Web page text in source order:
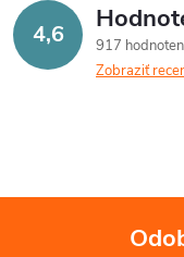
4,6
917
Zobraziť